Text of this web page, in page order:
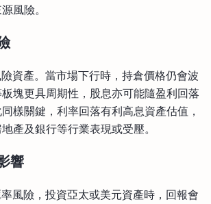
風險。
資產。當市場下行時，持倉價格仍會波
塊更具周期性，股息亦可能隨盈利回落
樣關鍵，利率回落有利高息資產估值，
產及銀行等行業表現或受壓。
響
風險，投資亞太或美元資產時，回報會